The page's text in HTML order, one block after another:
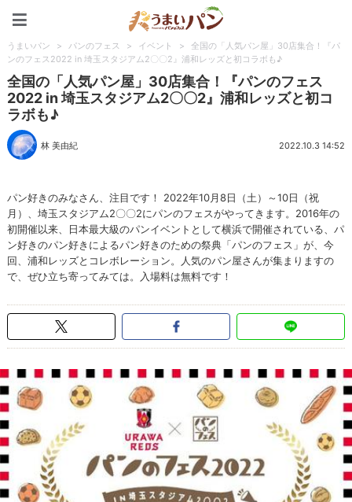
うまいパン > パンのフェス > イベント >
全国の「人気パン屋」30店集合！『パ
ンのフェス2022 in 埼玉スタジアム2〇〇2』浦和レッズと初コラボも♪
全国の「人気パン屋」30店集合！『パンのフェス
2022 in 埼玉スタジアム2〇〇2』浦和レッズと初コ
ラボも♪
林 美由紀 2022.10.3 14:52
パン好きのみなさん、注目です！ 2022年10月8日（土）～10日（祝
月）、埼玉スタジアム2〇〇2にパンのフェスがやってきます。2016年の
初開催以来、日本最大級のパンイベントとして横浜で開催されている、パ
ン好きのパン好きによるパン好きのための祭典「パンのフェス」が、今
回、浦和レッズとコレボレーション。人気のパン屋さんが集まりますの
で、ぜひ立ち寄ってみては。入場料は無料です！